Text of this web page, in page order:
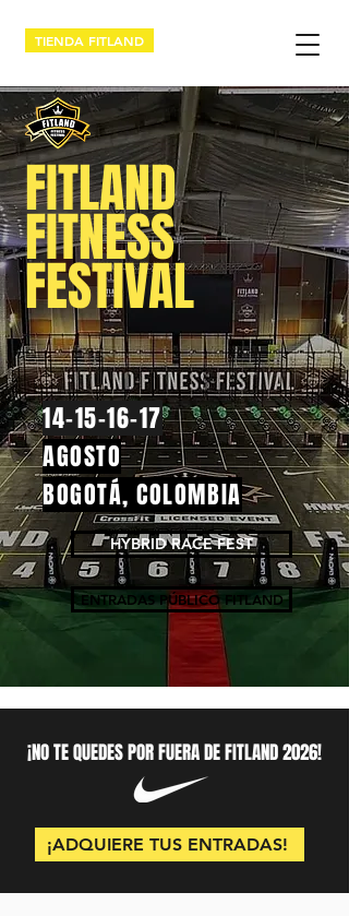
TIENDA FITLAND
FITLAND
FITNESS
FESTIVAL
14-15-16-17
AGOSTO
BOGOTÁ, COLOMBIA
HYBRID RACE FEST
ENTRADAS PÚBLICO FITLAND
¡NO TE QUEDES POR FUERA DE FITLAND 2026!
¡ADQUIERE TUS ENTRADAS!